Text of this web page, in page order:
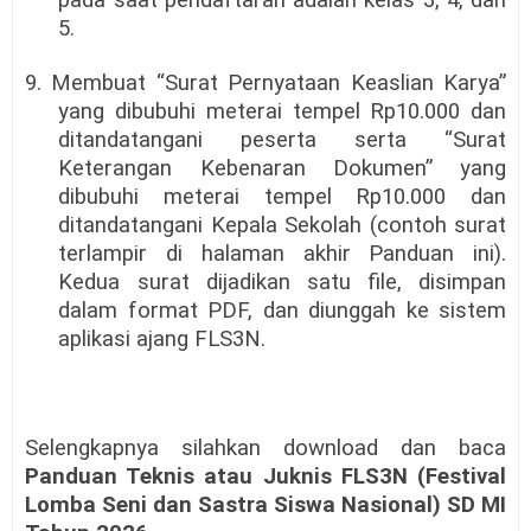
5.
9. Membuat “Surat Pernyataan Keaslian Karya”
yang dibubuhi meterai tempel Rp10.000 dan
ditandatangani peserta serta “Surat
Keterangan Kebenaran Dokumen” yang
dibubuhi meterai tempel Rp10.000 dan
ditandatangani Kepala Sekolah (contoh surat
terlampir di halaman akhir Panduan ini).
Kedua surat dijadikan satu file, disimpan
dalam format PDF, dan diunggah ke sistem
aplikasi ajang FLS3N.
Selengkapnya silahkan download dan baca
Panduan Teknis atau Juknis FLS3N (Festival
Lomba Seni dan Sastra Siswa Nasional) SD MI